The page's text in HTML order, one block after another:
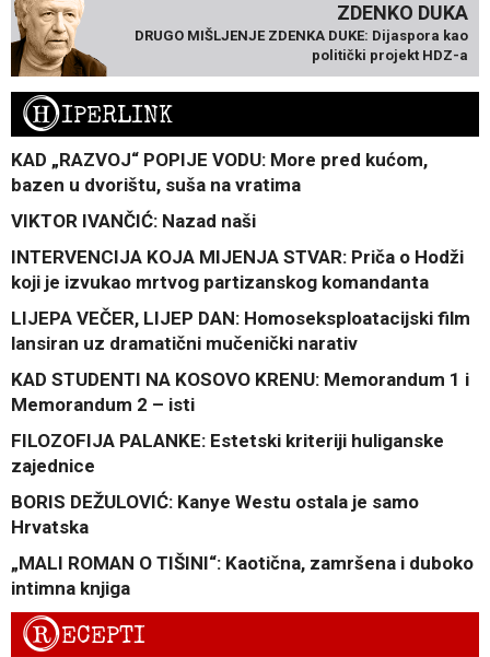
ZDENKO DUKA
DRUGO MIŠLJENJE ZDENKA DUKE: Dijaspora kao
politički projekt HDZ-a
HIPERLINK
KAD „RAZVOJ“ POPIJE VODU: More pred kućom,
bazen u dvorištu, suša na vratima
VIKTOR IVANČIĆ: Nazad naši
INTERVENCIJA KOJA MIJENJA STVAR: Priča o Hodži
koji je izvukao mrtvog partizanskog komandanta
LIJEPA VEČER, LIJEP DAN: Homoseksploatacijski film
lansiran uz dramatični mučenički narativ
KAD STUDENTI NA KOSOVO KRENU: Memorandum 1 i
Memorandum 2 – isti
FILOZOFIJA PALANKE: Estetski kriteriji huliganske
zajednice
BORIS DEŽULOVIĆ: Kanye Westu ostala je samo
Hrvatska
„MALI ROMAN O TIŠINI“: Kaotična, zamršena i duboko
intimna knjiga
RECEPTI